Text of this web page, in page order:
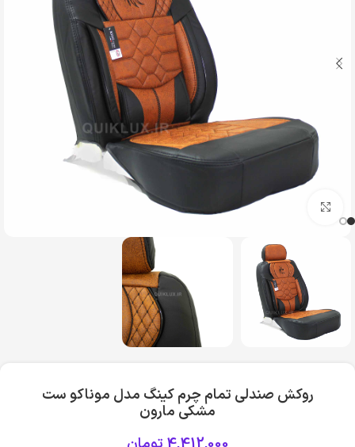
بزرگنمایی تصویر
روکش صندلی تمام چرم کینگ مدل موناکو ست
مشکی مارون